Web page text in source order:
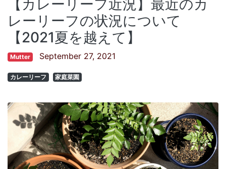
【カレーリーフ近況】最近のカ
レーリーフの状況について
【2021夏を越えて】
Mutter September 27, 2021
カレーリーフ 家庭菜園